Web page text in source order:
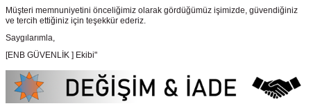
Müşteri memnuniyetini önceliğimiz olarak gördüğümüz işimizde, güvendiğiniz
ve tercih ettiğiniz için teşekkür ederiz.
Saygılarımla,
[ENB GÜVENLİK ] Ekibi"